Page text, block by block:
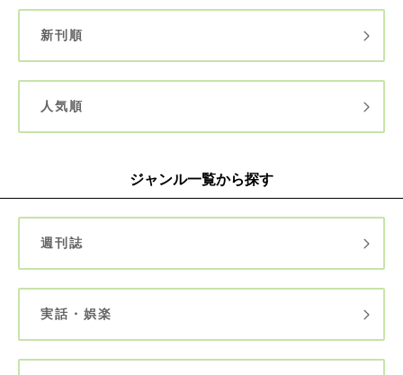
新刊順
人気順
ジャンル一覧から探す
週刊誌
実話・娯楽